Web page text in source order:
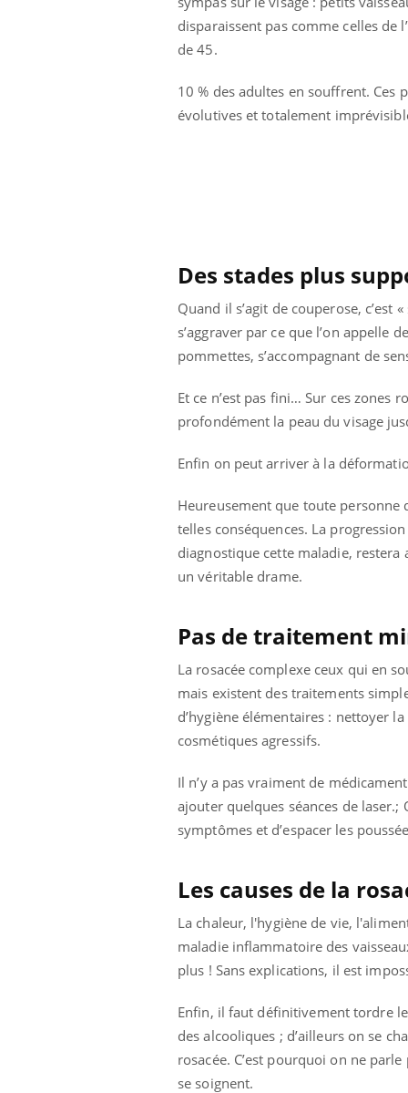
disparaissent pas comme celles de
de 45.
10 % des adultes en souffrent. Ces
évolutives et totalement
Des stades plus
Quand il s’agit de couperose,
s’aggraver par ce que l’on appelle
pommettes, s’accompagnant de
Et ce n’est pas fini… Sur ces
profondément la peau du visage
Enfin on peut arriver à la
Heureusement que toute personne
telles conséquences. La
diagnostique cette maladie,
un véritable drame.
Pas de traitement
La rosacée complexe ceux qui en
mais existent des traitements
d’hygiène élémentaires : nettoyer
cosmétiques agressifs.
Il n’y a pas vraiment de
ajouter quelques séances de laser.;
symptômes et d’espacer les
Les causes de la
La chaleur, l'hygiène de vie,
maladie inflammatoire des
plus ! Sans explications, il est
Enfin, il faut définitivement tordre
des alcooliques ; d’ailleurs on se
rosacée. C’est pourquoi on ne
se soignent.
Allergies alimentaires :
une nouvelle arme contre
Diabète & Ramadan 2026 Youtube
Le Ramadan approche, et, pour de
nombreuses personnes atteintes de
diabète, c'est une période de questions, de
Un
Un